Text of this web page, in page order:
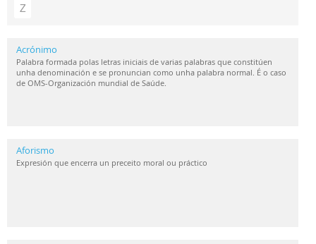
Z
Acrónimo
Palabra formada polas letras iniciais de varias palabras que constitúen
unha denominación e se pronuncian como unha palabra normal. É o caso
de OMS-Organización mundial de Saúde.
Aforismo
Expresión que encerra un preceito moral ou práctico